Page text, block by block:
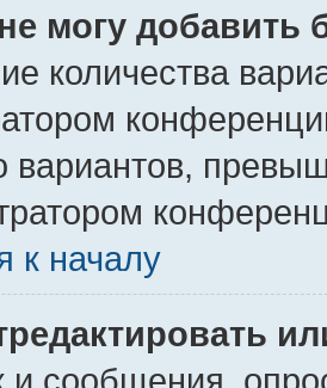
могу добавить
количества
вариантов,
к началу
и сообщения,